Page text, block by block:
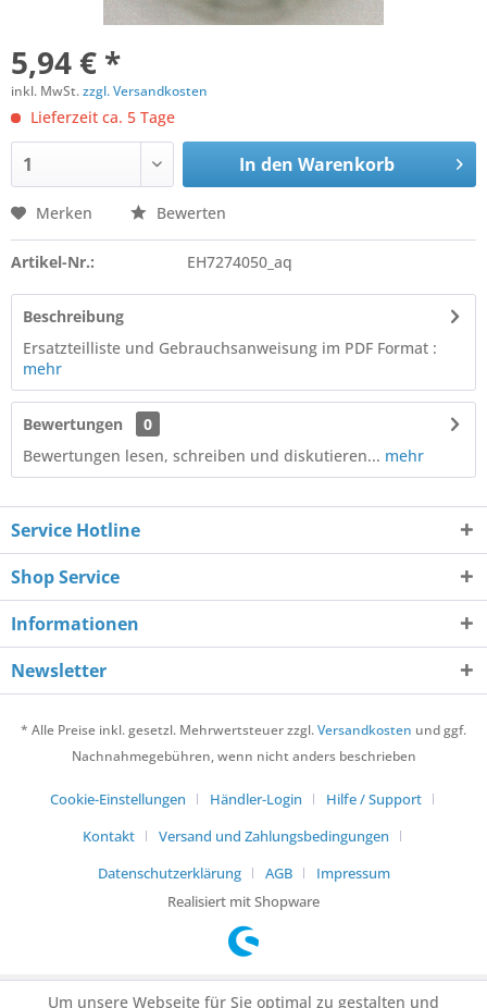
5,94 € *
inkl. MwSt.zzgl. Versandkosten
Lieferzeit ca. 5 Tage
In den Warenkorb
Merken Bewerten
Artikel-Nr.: EH7274050_aq
Beschreibung
Ersatzteilliste und Gebrauchsanweisung im PDF Format :
mehr
Bewertungen
0
Bewertungen lesen, schreiben und diskutieren... mehr
Service Hotline
Shop Service
Informationen
Newsletter
* Alle Preise inkl. gesetzl. Mehrwertsteuer zzgl.Versandkosten und ggf.
Nachnahmegebühren, wenn nicht anders beschrieben
Cookie-Einstellungen Händler-Login
Hilfe / Support
Kontakt
Versand und Zahlungsbedingungen
Datenschutzerklärung
AGB
Impressum
Realisiert mit Shopware
Um unsere Webseite für Sie optimal zu gestalten und